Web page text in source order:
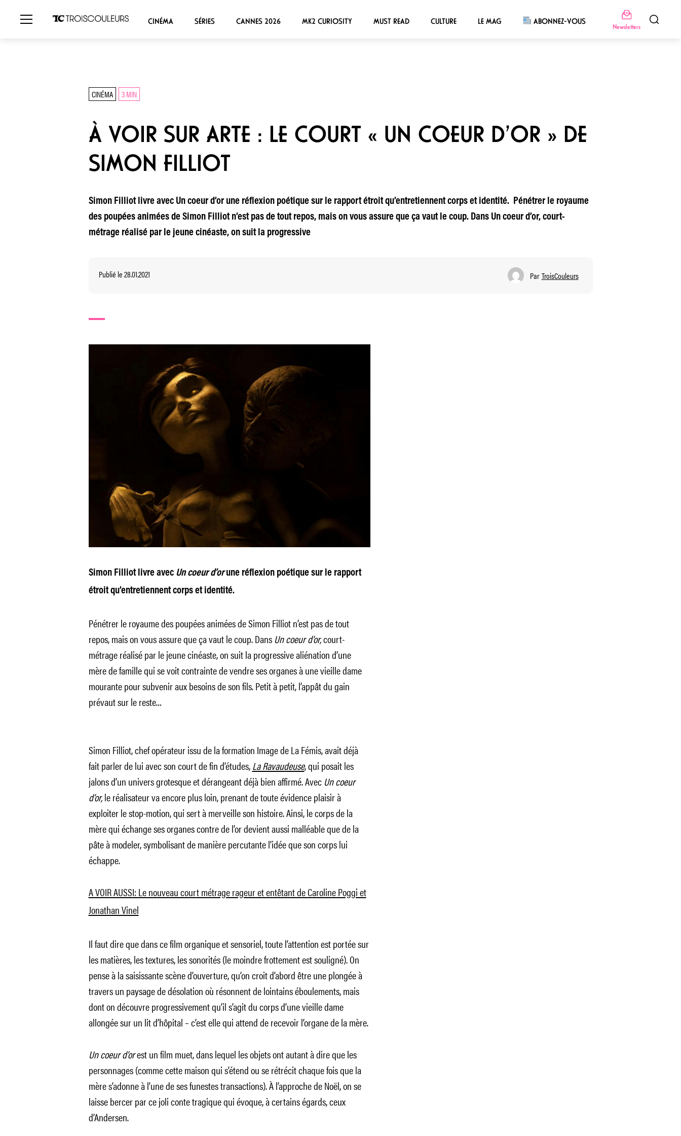
CINÉMA SÉRIES CANNES 2026 MK2 CURIOSITY MUST READ CULTURE LE MAG ABONNEZ-VOUS
Newsletters
CINÉMA 3 MIN
À VOIR SUR ARTE : LE COURT « UN COEUR D’OR » DE
SIMON FILLIOT
Simon Filliot livre avec Un coeur d’or une réflexion poétique sur le rapport étroit qu’entretiennent corps et identité. Pénétrer le royaume
des poupées animées de Simon Filliot n’est pas de tout repos, mais on vous assure que ça vaut le coup. Dans Un coeur d’or, court-
métrage réalisé par le jeune cinéaste, on suit la progressive
Publié le 28.01.2021 Par TroisCouleurs
Simon Filliot livre avec Un coeur d’orune réflexion poétique sur le rapport
étroit qu’entretiennent corps et identité.
Pénétrer le royaume des poupées animées de Simon Filliot n’est pas de tout
repos, mais on vous assure que ça vaut le coup. Dans Un coeur d’or,court-
métrage réalisé par le jeune cinéaste, on suit la progressive aliénation d’une
mère de famille qui se voit contrainte de vendre ses organes à une vieille dame
mourante pour subvenir aux besoins de son fils. Petit à petit, l’appât du gain
prévaut sur le reste…
Simon Filliot, chef opérateur issu de la formation Image de La Fémis, avait déjà
fait parler de lui avec son court de fin d’études,La Ravaudeuse, qui posait les
jalons d’un univers grotesque et dérangeant déjà bien affirmé. Avec Un coeur
d’or,le réalisateur va encore plus loin, prenant de toute évidence plaisir à
exploiter le stop-motion, qui sert à merveille son histoire. Ainsi, le corps de la
mère qui échange ses organes contre de l’or devient aussi malléable que de la
pâte à modeler, symbolisant de manière percutante l’idée que son corps lui
échappe.
A VOIR AUSSI: Le nouveau court métrage rageur et entêtant de Caroline Poggi et
Jonathan Vinel
Il faut dire que dans ce film organique et sensoriel, toute l’attention est portée sur
les matières, les textures, les sonorités (le moindre frottement est souligné). On
pense à la saisissante scène d’ouverture, qu’on croit d’abord être une plongée à
travers un paysage de désolation où résonnent de lointains éboulements, mais
dont on découvre progressivement qu’il s’agit du corps d’une vieille dame
allongée sur un lit d’hôpital – c’est elle qui attend de recevoir l’organe de la mère.
Un coeur d’orest un film muet, dans lequel les objets ont autant à dire que les
personnages (comme cette maison qui s’étend ou se rétrécit chaque fois que la
mère s’adonne à l’une de ses funestes transactions). À l’approche de Noël, on se
laisse bercer par ce joli conte tragique qui évoque, à certains égards, ceux
d’Andersen.